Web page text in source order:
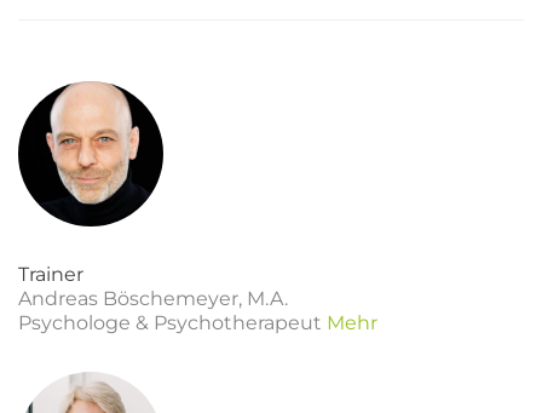
Trainer
Andreas Böschemeyer, M.A.
Psychologe & Psychotherapeut Mehr